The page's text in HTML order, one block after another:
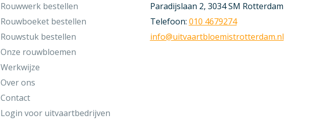
Rouwwerk bestellen
Rouwboeket bestellen
Rouwstuk bestellen
Onze rouwbloemen
Werkwijze
Over ons
Contact
Login voor uitvaartbedrijven
Paradijslaan 2, 3034 SM Rotterdam
Telefoon: 010 4679274
info@uitvaartbloemistrotterdam.nl